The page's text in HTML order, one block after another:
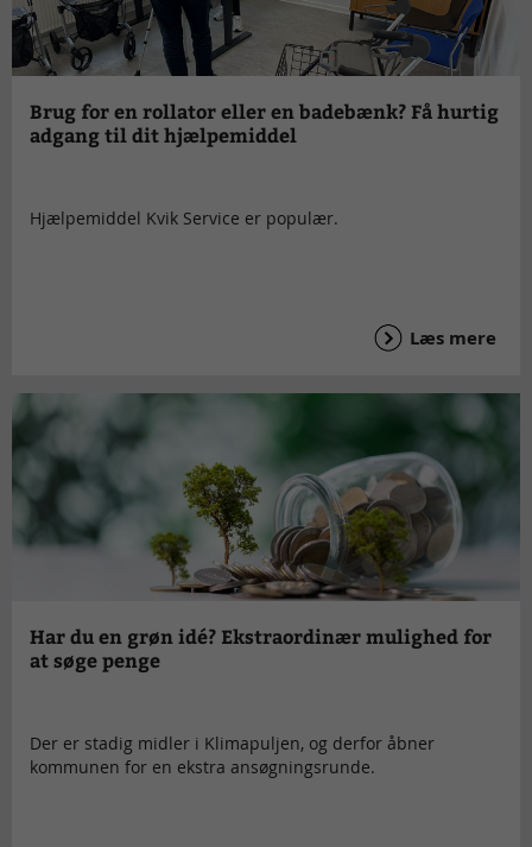
Brug for en rollator eller en badebænk? Få hurtig
adgang til dit hjælpemiddel
Hjælpemiddel Kvik Service er populær.
Læs mere
Har du en grøn idé? Ekstraordinær mulighed for
at søge penge
Der er stadig midler i Klimapuljen, og derfor åbner
kommunen for en ekstra ansøgningsrunde.